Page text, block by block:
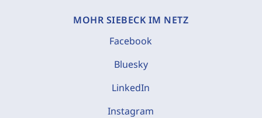
MOHR SIEBECK IM NETZ
Facebook
Bluesky
LinkedIn
Instagram